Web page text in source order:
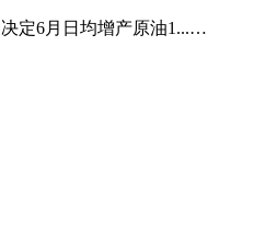
定6月日均增产原油1...…